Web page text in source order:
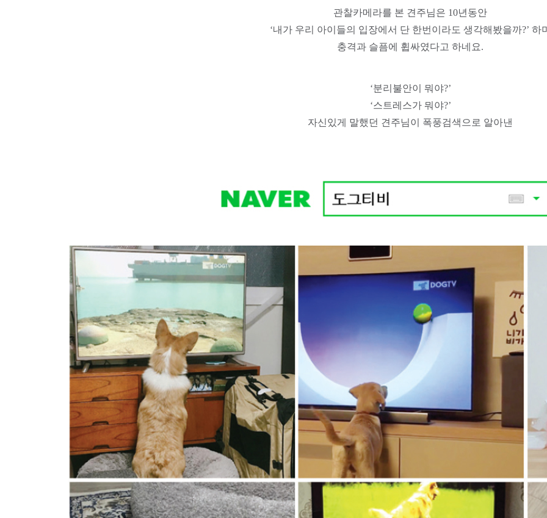
관찰카메라를 본 견주님은 10년동안
‘내가 우리 아이들의 입장에서 단 한번이라도 생각해봤을까?’ 하
충격과 슬픔에 휩싸였다고 하네요.
‘분리불안이 뭐야?’
‘스트레스가 뭐야?’
자신있게 말했던 견주님이 폭풍검색으로 알아낸